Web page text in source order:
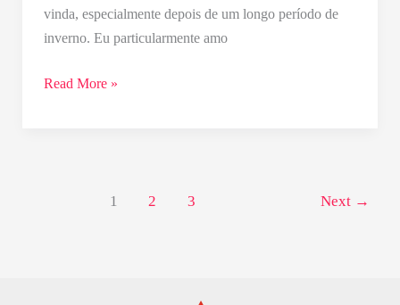
vinda, especialmente depois de um longo período de
inverno. Eu particularmente amo
Read More »
1 2 3 Next →